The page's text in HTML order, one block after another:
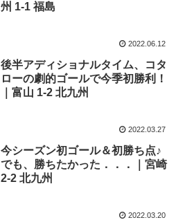
州 1-1 福島
2022.06.12
後半アディショナルタイム、コタ
ローの劇的ゴールで今季初勝利！
｜富山 1-2 北九州
2022.03.27
今シーズン初ゴール＆初勝ち点♪
でも、勝ちたかった．．．｜宮崎
2-2 北九州
2022.03.20